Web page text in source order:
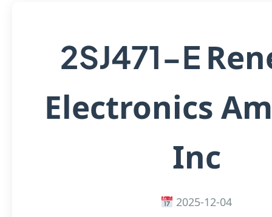
2SJ471-E
Electronics
Inc
2025-12-04